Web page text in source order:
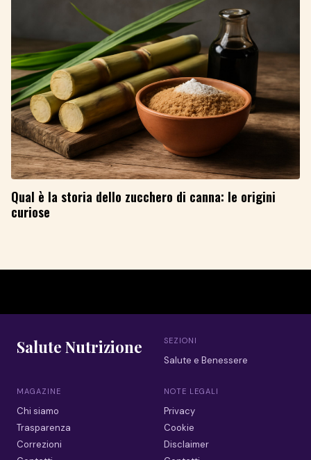
Qual è la storia dello zucchero di canna: le origini
curiose
Salute Nutrizione SEZIONI
Salute e Benessere
MAGAZINE
Chi siamo
Trasparenza
Correzioni
NOTE LEGALI
Privacy
Cookie
Disclaimer